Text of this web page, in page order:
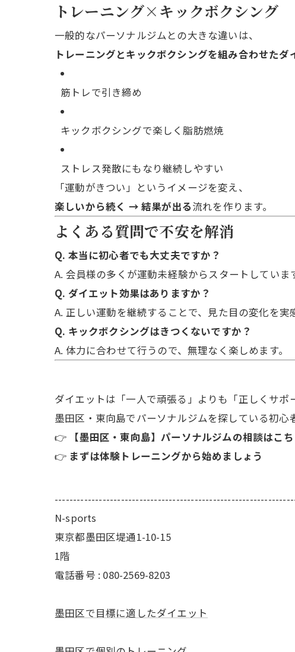
トレーニング×キックボクシング
一般的なパーソナルジムとの大きな違いは、
トレーニングとキックボクシングを組み合わせたダ
筋トレで引き締め
キックボクシングで楽しく脂肪燃焼
ストレス発散にもなり継続しやすい
「運動がきつい」というイメージを変え、
楽しいから続く → 結果が出る流れを作ります。
よくある質問で不安を解消
Q. 本当に初心者でも大丈夫ですか？
A. 会員様の多くが運動未経験からスタートしていま
Q. ダイエット効果はありますか？
A. 正しい運動を継続することで、見た目の変化を実
Q. キックボクシングはきつくないですか？
A. 体力に合わせて行うので、無理なく楽しめます。
ダイエットは「一人で頑張る」よりも「正しくサポ
墨田区・東向島でパーソナルジムを探している初心
👉
【墨田区・東向島】パーソナルジムの相談はこち
👉 まずは体験トレーニングから始めましょう
N-sports
東京都墨田区堤通1-10-15
1階
電話番号 : 080-2569-8203
墨田区で目標に適したダイエット